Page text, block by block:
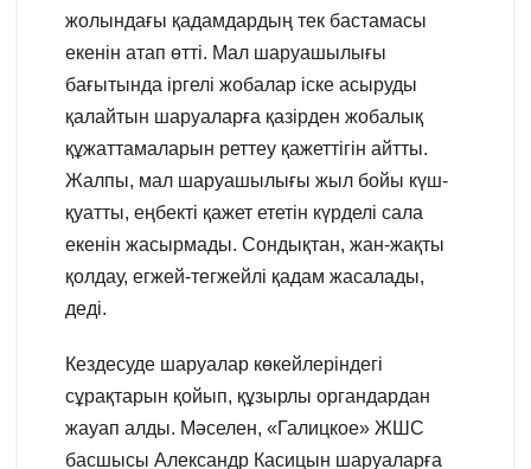
жолындағы қадамдардың тек бастамасы
екенін атап өтті. Мал шаруашылығы
бағытында іргелі жобалар іске асыруды
қалайтын шаруаларға қазірден жобалық
құжаттамаларын реттеу қажеттігін айтты.
Жалпы, мал шаруашылығы жыл бойы күш-
қуатты, еңбекті қажет ететін күрделі сала
екенін жасырмады. Сондықтан, жан-жақты
қолдау, егжей-тегжейлі қадам жасалады,
деді.
Кездесуде шаруалар көкейлеріндегі
сұрақтарын қойып, құзырлы органдардан
жауап алды. Мәселен, «Галицкое» ЖШС
басшысы Александр Касицын шаруаларға